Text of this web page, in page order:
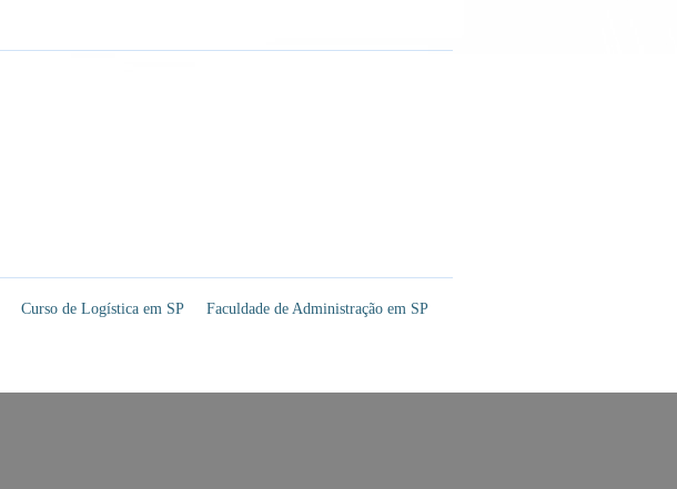
Curso de Logística em SP Faculdade de Administração em SP